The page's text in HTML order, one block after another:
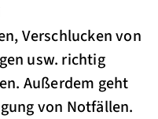
Verschlucken von
usw. richtig
Außerdem geht
von Notfällen.